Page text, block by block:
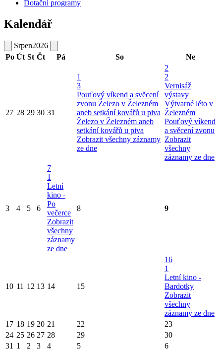
Dotační programy
Kalendář
Srpen2026
Po Út St Čt Pá So Ne
27 28 29 30 31
1
3
Pouťový víkend a svěcení
zvonu Železo v Železném
aneb setkání kovářů u piva
Železo v Železném aneb
setkání kovářů u piva
Zobrazit všechny záznamy
ze dne
2
2
Vernisáž
výstavy
Výtvarné léto v
Železném
Pouťový víkend
a svěcení zvonu
Zobrazit
všechny
záznamy ze dne
3 4 5 6
7
1
Letní
kino -
Po
večerce
Zobrazit
všechny
záznamy
ze dne
8 9
10 11 12 13 14 15
16
1
Letní kino -
Bardotky
Zobrazit
všechny
záznamy ze dne
17 18 19 20 21 22
23
24 25 26 27 28 29
30
31 1 2 3 4 5 6